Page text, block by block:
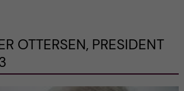
OTTERSEN, PRESIDENT